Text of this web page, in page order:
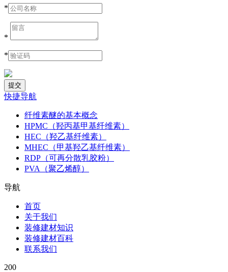
*
*
*
快捷导航
纤维素醚的基本概念
HPMC（羟丙基甲基纤维素）
HEC（羟乙基纤维素）
MHEC（甲基羟乙基纤维素）
RDP（可再分散乳胶粉）
PVA（聚乙烯醇）
导航
首页
关于我们
装修建材知识
装修建材百科
联系我们
200